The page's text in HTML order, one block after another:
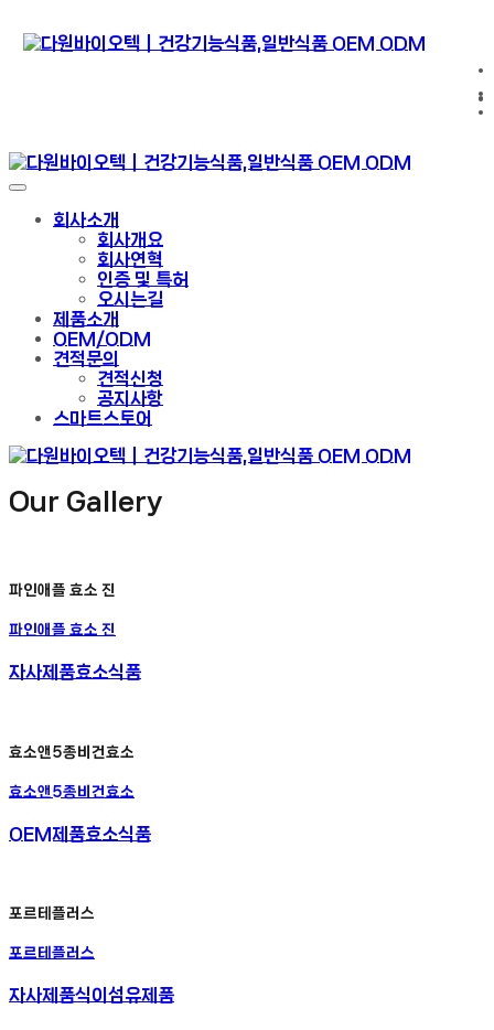
회사소개
회사개요
회사연혁
인증 및 특허
오시는길
제품소개
OEM/ODM
견적문의
견적신청
공지사항
스마트스토어
Our Gallery
파인애플 효소 진
파인애플 효소 진
자사제품효소식품
효소앤5종비건효소
효소앤5종비건효소
OEM제품효소식품
포르테플러스
포르테플러스
자사제품식이섬유제품